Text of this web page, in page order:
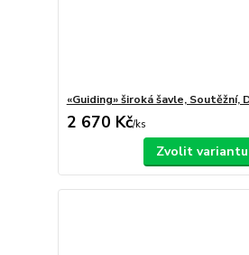
«Guiding» široká šavle, Soutěžní,
2 670 Kč/ks
Zvolit variantu